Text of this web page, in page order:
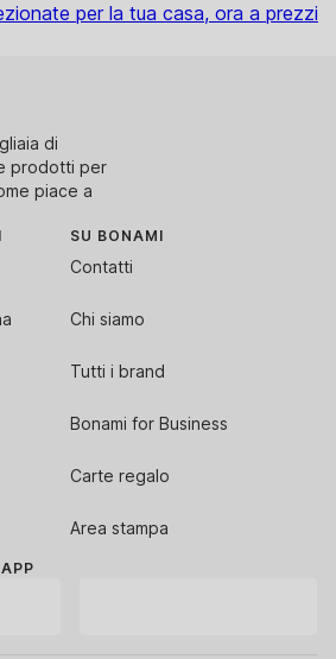
per la tua casa, ora a prezzi
di
prodotti per
piace a
SU BONAMI
Contatti
Chi siamo
Tutti i brand
Bonami for Business
Carte regalo
Area stampa